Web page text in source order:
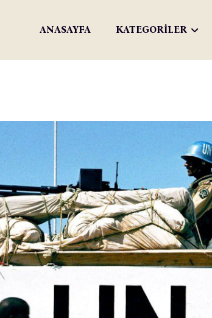
ANASAYFA KATEGORİLER